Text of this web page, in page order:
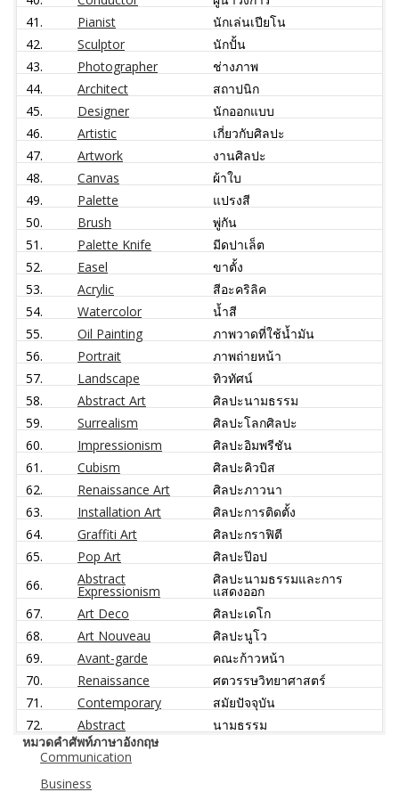
41.
Pianist
นักเล่นเปียโน
42.
Sculptor
นักปั้น
43.
Photographer
ช่างภาพ
44.
Architect
สถาปนิก
45.
Designer
นักออกแบบ
46.
Artistic
เกี่ยวกับศิลปะ
47.
Artwork
งานศิลปะ
48.
Canvas
ผ้าใบ
49.
Palette
แปรงสี
50.
Brush
พู่กัน
51.
Palette Knife
มีดปาเล็ต
52.
Easel
ขาตั้ง
53.
Acrylic
สีอะคริลิค
54.
Watercolor
น้ำสี
55.
Oil Painting
ภาพวาดที่ใช้น้ำมัน
56.
Portrait
ภาพถ่ายหน้า
57.
Landscape
ทิวทัศน์
58.
Abstract Art
ศิลปะนามธรรม
59.
Surrealism
ศิลปะโลกศิลปะ
60.
Impressionism
ศิลปะอิมพรีชัน
61.
Cubism
ศิลปะคิวบิส
62.
Renaissance Art
ศิลปะภาวนา
63.
Installation Art
ศิลปะการติดตั้ง
64.
Graffiti Art
ศิลปะกราฟิตี
65.
Pop Art
ศิลปะป๊อป
66.
Abstract
Expressionism
ศิลปะนามธรรมและการ
แสดงออก
67.
Art Deco
ศิลปะเดโก
68.
Art Nouveau
ศิลปะนูโว
69.
Avant-garde
คณะก้าวหน้า
70.
Renaissance
ศตวรรษวิทยาศาสตร์
71.
Contemporary
สมัยปัจจุบัน
72.
Abstract นามธรรม
หมวดคำศัพท์ภาษาอังกฤษ
Communication
Business